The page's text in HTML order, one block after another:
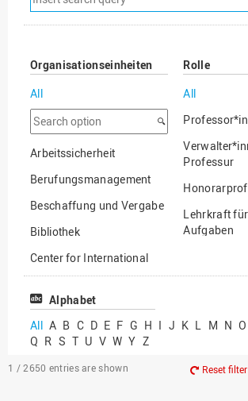
search
filter
Organisationseinheiten
All
Search
option
Arbeitssicherheit
Berufungsmanagement
Beschaffung und Vergabe
Bibliothek
Center for International
Mobility
Center for International
Chancengerechtigkeit
eLearning Competence
Rolle
All
Professur
Lehrkraft
Aufgaben
Alphabet
All A B C D E F G H I J K L M N O
Q R S T U V W Y Z
1 / 2650 entries are shown Reset filter